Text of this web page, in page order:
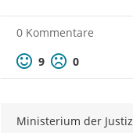
0 Kommentare
9
0
Ministerium der Justiz